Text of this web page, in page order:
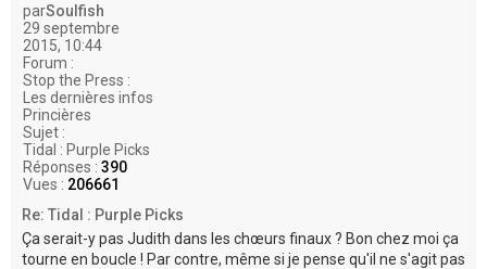
parSoulfish
29 septembre
2015, 10:44
Forum :
Stop the Press :
Les dernières infos
Princières
Sujet :
Tidal : Purple Picks
Réponses : 390
Vues : 206661
Re: Tidal : Purple Picks
Ça serait-y pas Judith dans les chœurs finaux ? Bon chez moi ça
tourne en boucle ! Par contre, même si je pense qu'il ne s'agit pas